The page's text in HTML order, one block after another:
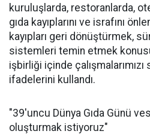
kuruluşlarda, restoranlarda,
gıda kayıplarını ve israfını
kayıpları geri dönüştürmek,
sistemleri temin etmek
işbirliği içinde
ifadelerini kullandı.
"39'uncu Dünya Gıda Günü
oluşturmak istiyoruz"